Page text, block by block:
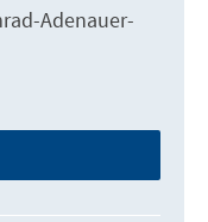
Adenauer-